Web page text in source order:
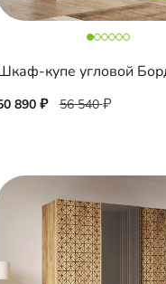
890 56 540